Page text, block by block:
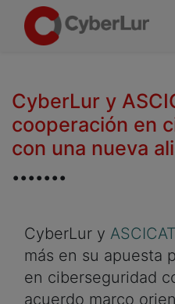
CyberLur y
cooperación en
con una nueva
.......
CyberLur y ASCICAT
más en su apuesta
en ciberseguridad
acuerdo marco